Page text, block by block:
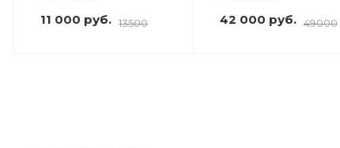
11 000 руб. 13500 42 000 руб. 49000